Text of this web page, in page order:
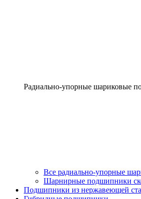
Радиально-упорные шариковые
Все радиально-упорные
Шарнирные подшипники
Подшипники из нержавеющей